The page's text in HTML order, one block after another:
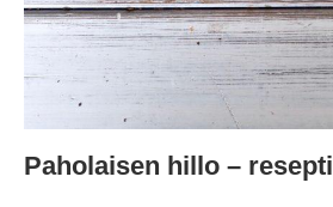
Paholaisen hillo – resepti